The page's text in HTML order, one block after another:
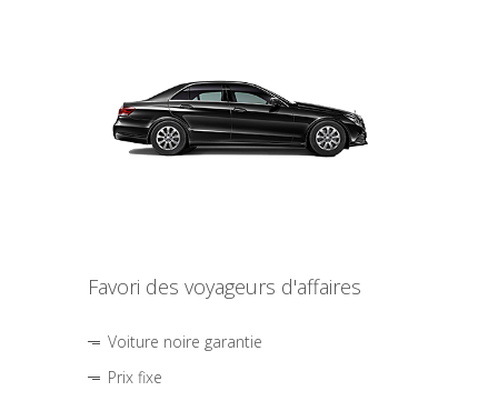
Favori des voyageurs d'affaires
Voiture noire garantie
Prix fixe